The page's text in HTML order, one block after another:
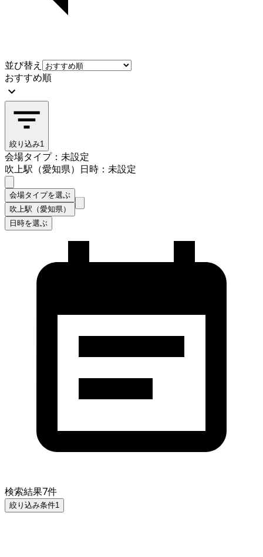
並び替え
おすすめ順
絞り込み1
会場タイプ：未設定
吹上駅（愛知県）
日時：未設定
会場タイプを選ぶ
吹上駅（愛知県）
日時を選ぶ
検索結果7件
絞り込み条件1